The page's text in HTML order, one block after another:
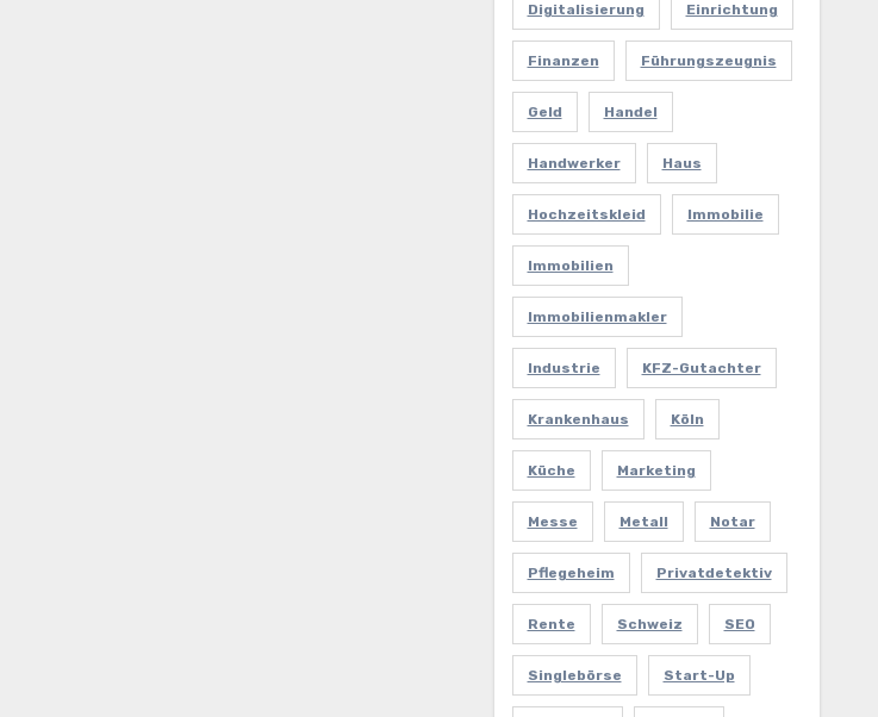
Digitalisierung Einrichtung
Finanzen Führungszeugnis
Geld Handel
Handwerker Haus
Hochzeitskleid Immobilie
Immobilien
Immobilienmakler
Industrie KFZ-Gutachter
Krankenhaus Köln
Küche Marketing
Messe Metall Notar
Pflegeheim Privatdetektiv
Rente Schweiz SEO
Singlebörse Start-Up